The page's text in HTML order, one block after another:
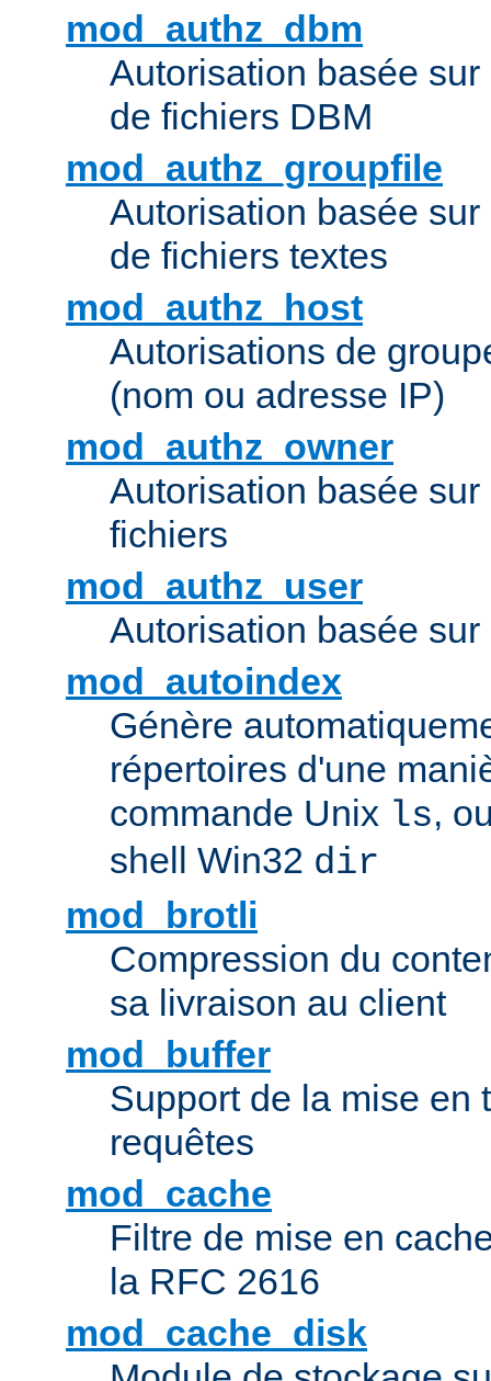
mod_authz_dbm
Autorisation basée
de fichiers DBM
mod_authz_groupfile
Autorisation basée
de fichiers textes
mod_authz_host
Autorisations de
(nom ou adresse IP)
mod_authz_owner
Autorisation basée
fichiers
mod_authz_user
Autorisation basée
mod_autoindex
Génère
répertoires d'une
commande Unix ls,
shell Win32 dir
mod_brotli
Compression du
sa livraison au client
mod_buffer
Support de la mise en
requêtes
mod_cache
Filtre de mise en
la RFC 2616
mod_cache_disk